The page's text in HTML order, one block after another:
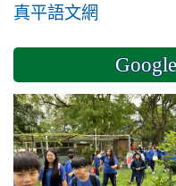
真平語文網